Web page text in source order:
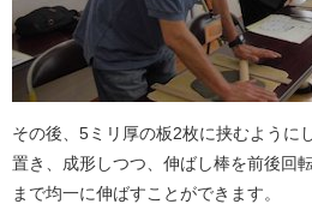
その後、5ミリ厚の板2枚に挟むように
置き、成形しつつ、伸ばし棒を前後回
まで均一に伸ばすことができます。